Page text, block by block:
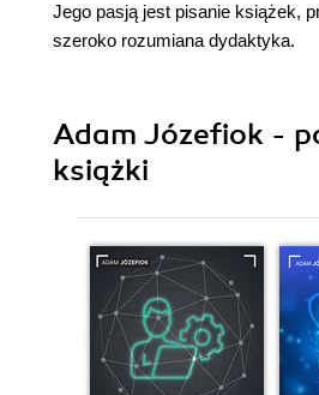
Jego pasją jest pisanie książek,
szeroko rozumiana dydaktyka.
Adam Józefiok -
książki